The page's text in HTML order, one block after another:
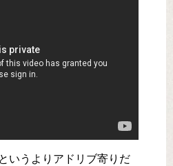
いうよりアドリブ寄りだ